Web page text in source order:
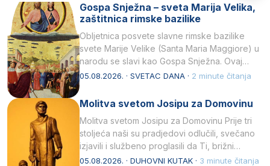
Gospa Snježna – sveta Marija Velika,
zaštitnica rimske bazilike
Obljetnica posvete slavne rimske bazilike
svete Marije Velike (Santa Maria Maggiore) u
narodu se slavi kao Gospa Snježna. Ovaj
naziv, Sancta Maria…
05.08.2026. · SVETAC DANA · 2 minute čitanja
Molitva svetom Josipu za Domovinu
Molitva svetom Josipu za Domovinu Prije tri
stoljeća naši su pradjedovi odlučili, svečano
izjavili i službeno proglasili da Ti, brižni
Poočime Isusov,…
05.08.2026. · DUHOVNI KUTAK · 3 minute čitanja